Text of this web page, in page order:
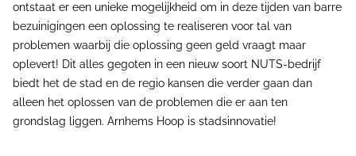
ontstaat er een unieke mogelijkheid om in deze tijden van barre
bezuinigingen een oplossing te realiseren voor tal van
problemen waarbij die oplossing geen geld vraagt maar
oplevert! Dit alles gegoten in een nieuw soort NUTS-bedrijf
biedt het de stad en de regio kansen die verder gaan dan
alleen het oplossen van de problemen die er aan ten
grondslag liggen. Arnhems Hoop is stadsinnovatie!